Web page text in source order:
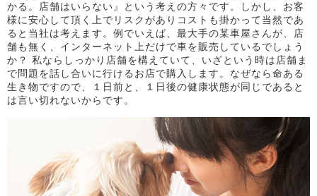
かる。店舗はいらない』という考えの方々です。しかし、お客
様に安心して頂く上でリスクがありコストも掛かって当然であ
ると当社は考えます。例でいえば、最大手の某車屋さんが、店
舗も無く、インターネット上だけで車を販売しているでしょう
か？ 私ならしっかり店舗を構えていて、いざという時は店舗ま
で問題を話し合いに行けるお店で購入します。なぜなら命ある
生き物ですので、１日前と、１日後の健康状態が同じであると
は言い切れないからです。